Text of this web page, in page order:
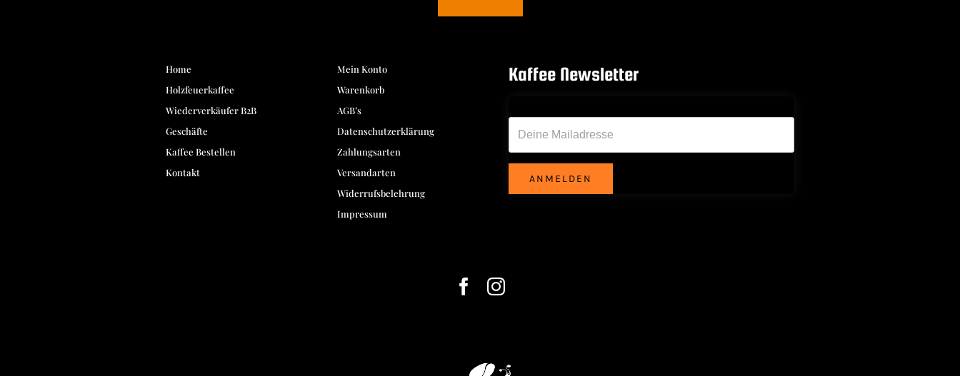
Home
Holzfeuerkaffee
Wiederverkäufer B2B
Geschäfte
Kaffee Bestellen
Kontakt
Mein Konto
Warenkorb
AGB’s
Datenschutzerklärung
Zahlungsarten
Versandarten
Widerrufsbelehrung
Impressum
Kaffee Newsletter
ANMELDEN